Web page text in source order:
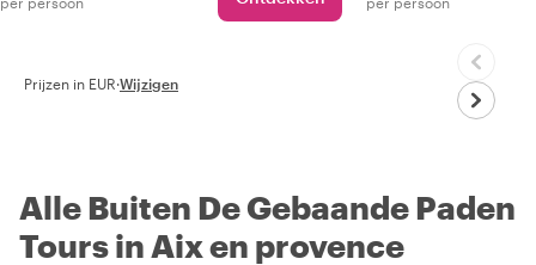
Prijzen in EUR·Wijzigen
Alle Buiten De Gebaande Paden
Tours in Aix en provence